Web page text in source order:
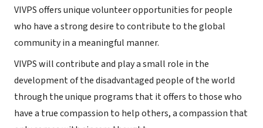
VIVPS offers unique volunteer opportunities for people
who have a strong desire to contribute to the global
community in a meaningful manner.
VIVPS will contribute and play a small role in the
development of the disadvantaged people of the world
through the unique programs that it offers to those who
have a true compassion to help others, a compassion that